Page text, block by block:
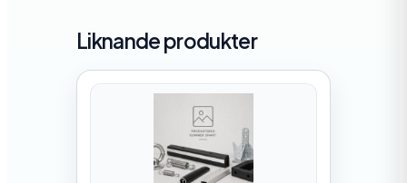
Liknande produkter